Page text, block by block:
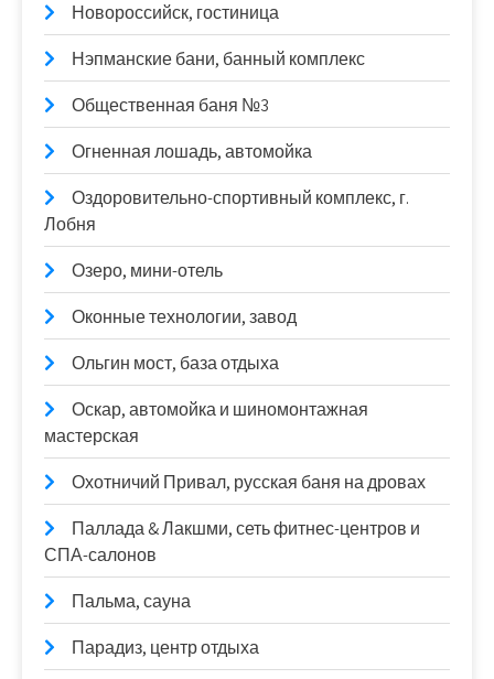
Новороссийск, гостиница
Нэпманские бани, банный комплекс
Общественная баня №3
Огненная лошадь, автомойка
Оздоровительно-спортивный комплекс, г.
Лобня
Озеро, мини-отель
Оконные технологии, завод
Ольгин мост, база отдыха
Оскар, автомойка и шиномонтажная
мастерская
Охотничий Привал, русская баня на дровах
Паллада & Лакшми, сеть фитнес-центров и
СПА-салонов
Пальма, сауна
Парадиз, центр отдыха